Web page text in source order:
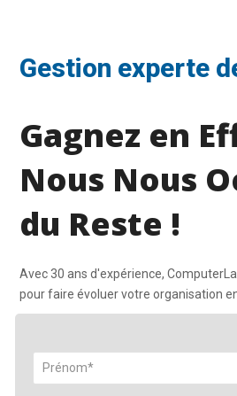
Gestion experte
Gagnez en
Nous Nous
du Reste !
Avec 30 ans d'expérience,
pour faire évoluer votre organisation